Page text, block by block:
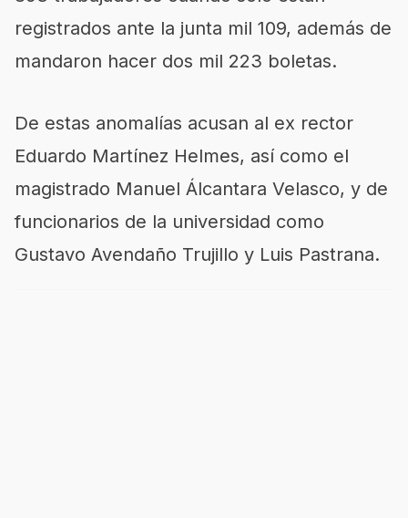
registrados ante la junta mil 109, además de
mandaron hacer dos mil 223 boletas.
De estas anomalías acusan al ex rector
Eduardo Martínez Helmes, así como el
magistrado Manuel Álcantara Velasco, y de
funcionarios de la universidad como
Gustavo Avendaño Trujillo y Luis Pastrana.